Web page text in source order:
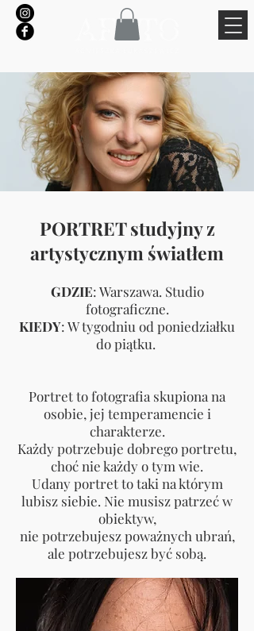
PORTRET studyjny z
artystycznym światłem
GDZIE: Warszawa. Studio
fotograficzne.
KIEDY: W tygodniu od poniedziałku
do piątku.
Portret to fotografia skupiona na
osobie, jej temperamencie i
charakterze.
Każdy potrzebuje dobrego portretu,
choć nie każdy o tym wie.
Udany portret to taki na którym
lubisz siebie. Nie musisz patrzeć w
obiektyw,
nie potrzebujesz poważnych ubrań,
ale potrzebujesz być sobą.